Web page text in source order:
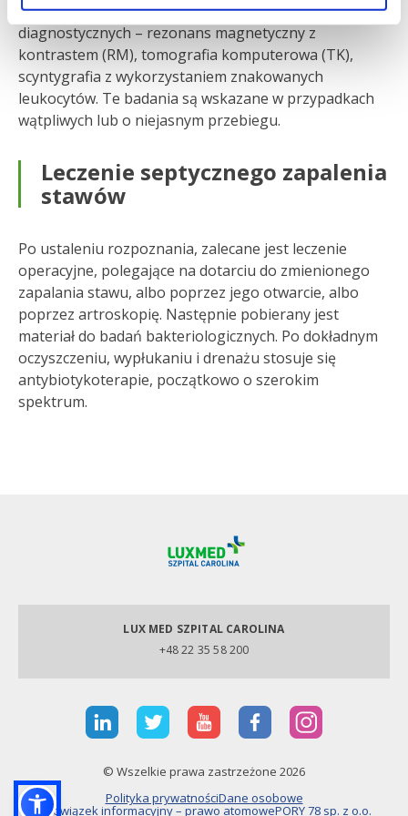
Dopełnieniem jest wykonanie zaawansowanych badań
diagnostycznych – rezonans magnetyczny z
kontrastem (RM), tomografia komputerowa (TK),
scyntygrafia z wykorzystaniem znakowanych
leukocytów. Te badania są wskazane w przypadkach
wątpliwych lub o niejasnym przebiegu.
Leczenie septycznego zapalenia
stawów
Po ustaleniu rozpoznania, zalecane jest leczenie
operacyjne, polegające na dotarciu do zmienionego
zapalania stawu, albo poprzez jego otwarcie, albo
poprzez artroskopię. Następnie pobierany jest
materiał do badań bakteriologicznych. Po dokładnym
oczyszczeniu, wypłukaniu i drenażu stosuje się
antybiotykoterapie, początkowo o szerokim
spektrum.
LUX MED SZPITAL CAROLINA
+48 22 35 58 200
© Wszelkie prawa zastrzeżone 2026
Polityka prywatnościDane osobowe
Obowiązek informacyjny – prawo atomowePORY 78 sp. z o.o.